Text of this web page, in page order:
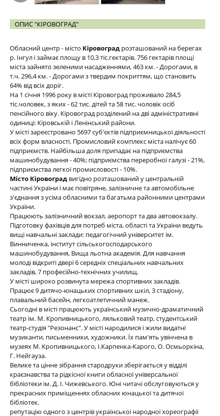
ОПИС "КІРОВОГРАД"
Обласний центр - місто Кіровоград розташований на берегах
р. Інгул і займає площу в 10,3 тіс.гектарiв. 756 гектарів площі
міста зайнято зеленими насадженнями, 463 км. - Дорогами, в
т.ч. 296,4 км. - Дорогами з твердим покриттям, що становить
64% від всіх доріг.
На 1 січня 1996 року в місті Кіровоград проживало 284,5
тіс.чоловек, з яких - 62 тис. дітей та 58 тис. чоловік осіб
пенсійного віку. Кіровоград розділений на дві адміністративні
одиниці: Кіровській і Ленінський райони.
У місті зареєстровано 5697 суб'єктів підприємницької діяльності
всіх форм власності. Промисловий комплекс міста налічує 60
підприємств. Найбільша доля припадає на підприємства
машинобудування - 40%; підприємства переробної галузі - 21%,
підприємства легкої промисловості - 10%.
Місто Кіровоград вигідно розташований у центральній
частині України і має повітряне, залізничне та автомобільне
з'єднання з усіма обласними та багатьма районними центрами
України.
Працюють залізничний вокзал, аеропорт та два автовокзалу.
Підготовку фахівців для потреб міста, області та України ведуть
вищі навчальні заклади: педагогічний університет ім.
Винниченка, інститут сільськогосподарського
машинобудування, Вища льотна академія. Для навчання
молоді відкриті двері 6 середніх спеціальних навчальних
закладів, 7 професійно-технічних училищ.
У місті широко розвинута мережа спортивних закладів.
Працює 9 дитячо-юнацьких спортивних шкіл, 3 стадіону,
плавальний басейн, легкоатлетичний манеж.
Сьогодні в місті працюють український музично-драматичний
театр ім. М. Кропивницького, ляльковий театр, студентський
театр-студія "Резонанс". У місті народилися і жили видатні
музиканти, письменники, художники. Їх пам'ять увiнчена в
музеях М. Кропивницького, I.Карпенка-Карого, О. Осмьоркiна,
Г. Нейгауза.
Велике та цінне зібрання стародруки зберігається у відділі
краєзнавства та рідкісної книги обласної універсальної
бібліотеки ім. Д. I. Чижевського. Юні читачі обслуговуються у
прекрасних приміщеннях обласних юнацької та дитячої
бібліотек.
репутацію одного з центрів української народної хореографії